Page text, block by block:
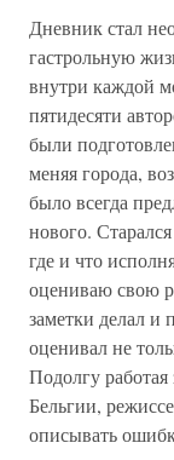
Дневник стал
гастрольную
внутри каждой
пятидесяти
были
меняя города,
было всегда
нового.
где и что
оцениваю свою
заметки делал и
оценивал не
Подолгу
Бельгии,
описывать